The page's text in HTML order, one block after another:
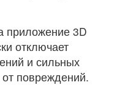
приложение 3D
отключает
и сильных
повреждений.